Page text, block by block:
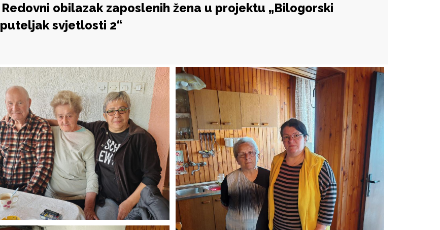
Redovni obilazak zaposlenih žena u projektu „Bilogorski
puteljak svjetlosti 2“